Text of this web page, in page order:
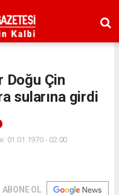
Doğu Çin
sularına girdi
01.01.1970 - 02:00
ABONE OL